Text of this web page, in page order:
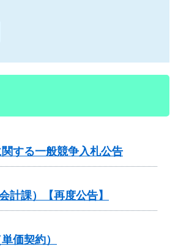
する一般競争入札公告
計課）【再度公告】
価契約）